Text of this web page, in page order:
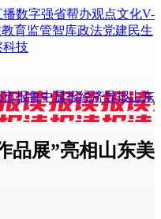
播数字强省帮办观点文化V-
教育监管智库政法党建民生
科技
市报鲁中晨报经济导报山东
展”亮相山东美